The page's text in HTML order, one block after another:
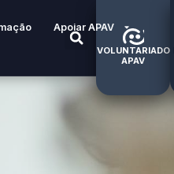
Apoiar APAV
VOLUNTARIADO
APAV